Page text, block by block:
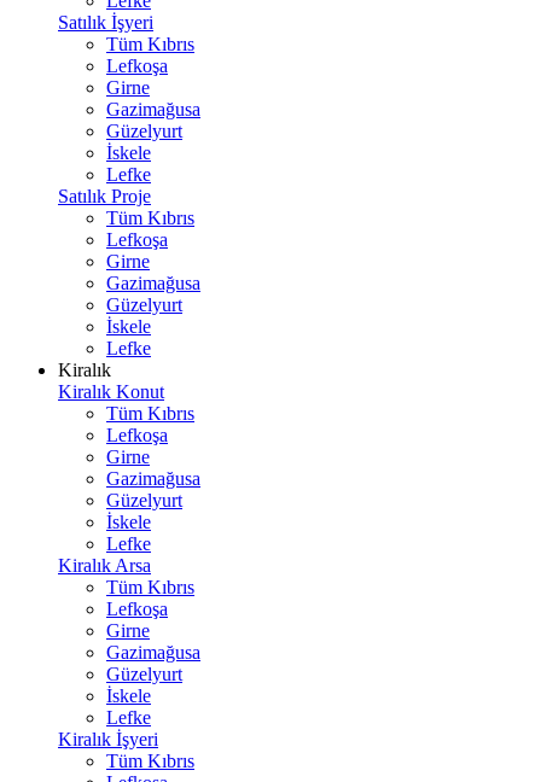
Satılık İşyeri
Tüm Kıbrıs
Lefkoşa
Girne
Gazimağusa
Güzelyurt
İskele
Lefke
Satılık Proje
Tüm Kıbrıs
Lefkoşa
Girne
Gazimağusa
Güzelyurt
İskele
Lefke
Kiralık
Kiralık Konut
Tüm Kıbrıs
Lefkoşa
Girne
Gazimağusa
Güzelyurt
İskele
Lefke
Kiralık Arsa
Tüm Kıbrıs
Lefkoşa
Girne
Gazimağusa
Güzelyurt
İskele
Lefke
Kiralık İşyeri
Tüm Kıbrıs